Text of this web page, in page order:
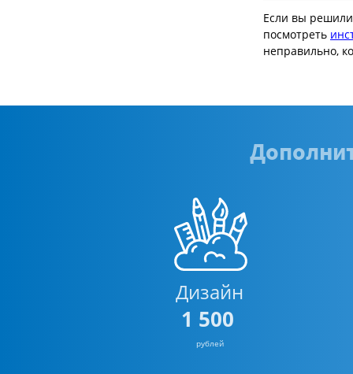
Если вы решили
посмотреть
неправильно,
Дизайн
1 500
рублей